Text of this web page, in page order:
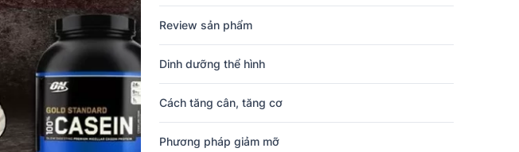
Review sản phẩm
Dinh dưỡng thể hình
Cách tăng cân, tăng cơ
Phương pháp giảm mỡ